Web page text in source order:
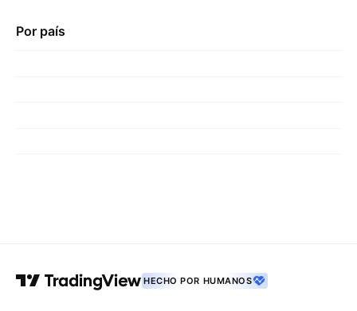
Por país
HECHO POR HUMANOS